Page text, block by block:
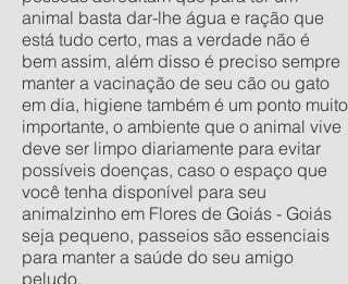
animal basta dar-lhe água e ração que
está tudo certo, mas a verdade não é
bem assim, além disso é preciso sempre
manter a vacinação de seu cão ou gato
em dia, higiene também é um ponto muito
importante, o ambiente que o animal vive
deve ser limpo diariamente para evitar
possíveis doenças, caso o espaço que
você tenha disponível para seu
animalzinho em Flores de Goiás - Goiás
seja pequeno, passeios são essenciais
para manter a saúde do seu amigo
peludo.